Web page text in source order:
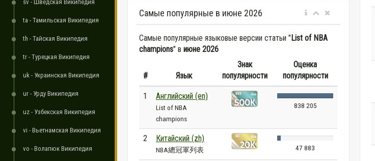
sv - Шведская Википедия
ta - Тамильская Википедия
th - Тайская Википедия
tr - Турецкая Википедия
uk - Украинская Википедия
ur - Урду Википедия
uz - Узбекская Википедия
vi - Вьетнамская Википедия
vo - Волапюк Википедия
Самые популярные в июне 2026
Самые популярные языковые версии статьи "List of NBA
champions" в июне 2026
# Язык
Знак
популярности
Оценка
популярности
1 Английский (en)
List of NBA
champions
838 205
2 Китайский (zh)
NBA總冠軍列表 47 883